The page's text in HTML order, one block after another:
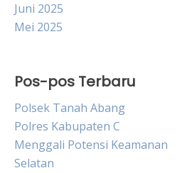
Juni 2025
Mei 2025
Pos-pos Terbaru
Polsek Tanah Abang
Polres Kabupaten C
Menggali Potensi Keamanan
Selatan